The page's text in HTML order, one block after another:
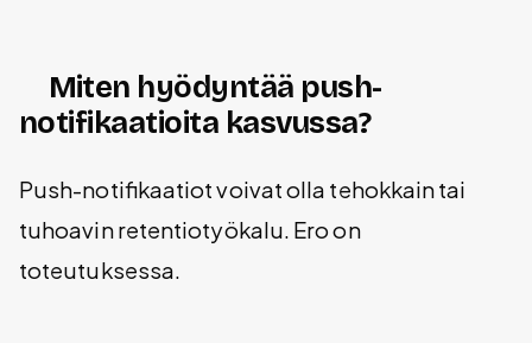
Miten hyödyntää push-
notifikaatioita kasvussa?
Push-notifikaatiot voivat olla tehokkain tai
tuhoavin retentiotyökalu. Ero on
toteutuksessa.